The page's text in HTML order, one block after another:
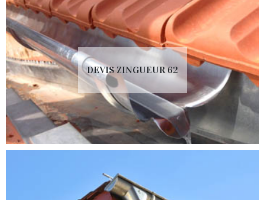
DEVIS ZINGUEUR 62